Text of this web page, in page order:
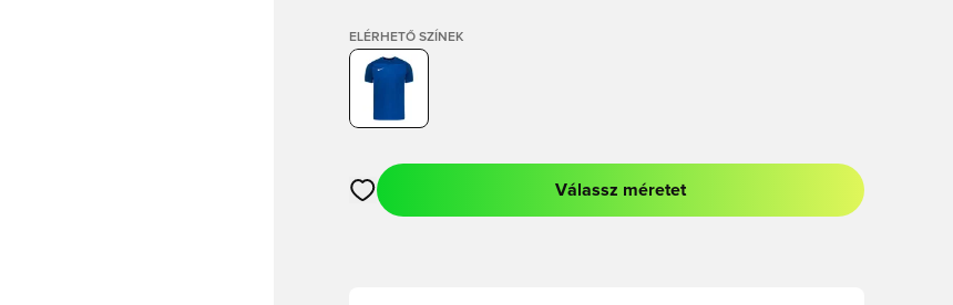
ELÉRHETŐ SZÍNEK
Megnyit egy modált a bejelentkezéshez vagy a tagként való regisztrációhoz
Válassz méretet